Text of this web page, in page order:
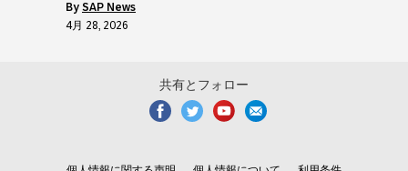
by SAP News
4月 28, 2026
共有とフォロー